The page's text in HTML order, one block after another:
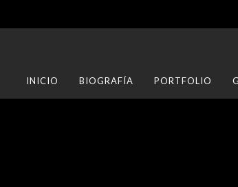
INICIO BIOGRAFÍA PORTFOLIO